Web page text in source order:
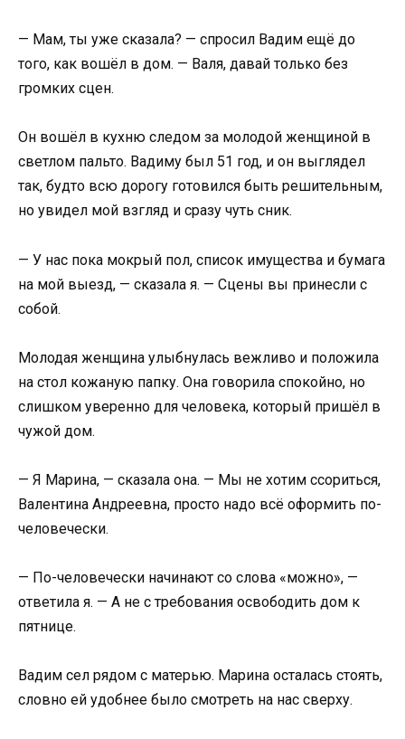
— Мам, ты уже сказала? — спросил Вадим ещё до
того, как вошёл в дом. — Валя, давай только без
громких сцен.
Он вошёл в кухню следом за молодой женщиной в
светлом пальто. Вадиму был 51 год, и он выглядел
так, будто всю дорогу готовился быть решительным,
но увидел мой взгляд и сразу чуть сник.
— У нас пока мокрый пол, список имущества и бумага
на мой выезд, — сказала я. — Сцены вы принесли с
собой.
Молодая женщина улыбнулась вежливо и положила
на стол кожаную папку. Она говорила спокойно, но
слишком уверенно для человека, который пришёл в
чужой дом.
— Я Марина, — сказала она. — Мы не хотим ссориться,
Валентина Андреевна, просто надо всё оформить по-
человечески.
— По-человечески начинают со слова «можно», —
ответила я. — А не с требования освободить дом к
пятнице.
Вадим сел рядом с матерью. Марина осталась стоять,
словно ей удобнее было смотреть на нас сверху.